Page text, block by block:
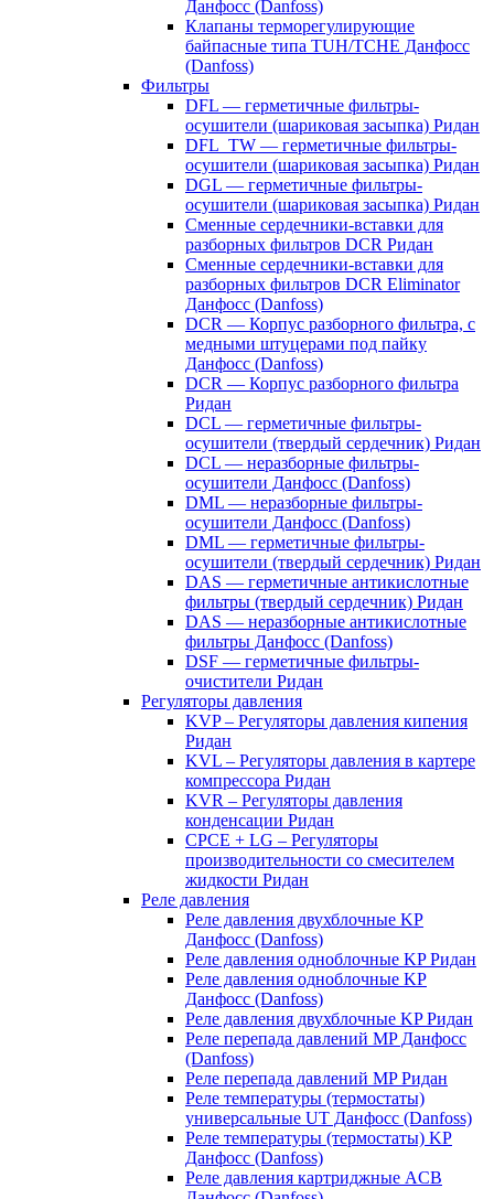
Данфосс (Danfoss)
Клапаны терморегулирующие
байпасные типа TUH/TCHE Данфосс
(Danfoss)
Фильтры
DFL — герметичные фильтры-
осушители (шариковая засыпка) Ридан
DFL_TW — герметичные фильтры-
осушители (шариковая засыпка) Ридан
DGL — герметичные фильтры-
осушители (шариковая засыпка) Ридан
Сменные сердечники-вставки для
разборных фильтров DCR Ридан
Сменные сердечники-вставки для
разборных фильтров DCR Eliminator
Данфосс (Danfoss)
DCR — Корпус разборного фильтра, с
медными штуцерами под пайку
Данфосс (Danfoss)
DCR — Корпус разборного фильтра
Ридан
DCL — герметичные фильтры-
осушители (твердый сердечник) Ридан
DCL — неразборные фильтры-
осушители Данфосс (Danfoss)
DML — неразборные фильтры-
осушители Данфосс (Danfoss)
DML — герметичные фильтры-
осушители (твердый сердечник) Ридан
DAS — герметичные антикислотные
фильтры (твердый сердечник) Ридан
DAS — неразборные антикислотные
фильтры Данфосс (Danfoss)
DSF — герметичные фильтры-
очистители Ридан
Регуляторы давления
KVP – Регуляторы давления кипения
Ридан
KVL – Регуляторы давления в картере
компрессора Ридан
KVR – Регуляторы давления
конденсации Ридан
CPCE + LG – Регуляторы
производительности со смесителем
жидкости Ридан
Реле давления
Реле давления двухблочные KP
Данфосс (Danfoss)
Реле давления одноблочные KP Ридан
Реле давления одноблочные KP
Данфосс (Danfoss)
Реле давления двухблочные KP Ридан
Реле перепада давлений MP Данфосс
(Danfoss)
Реле перепада давлений MP Ридан
Реле температуры (термостаты)
универсальные UT Данфосс (Danfoss)
Реле температуры (термостаты) KP
Данфосс (Danfoss)
Реле давления картриджные ACB